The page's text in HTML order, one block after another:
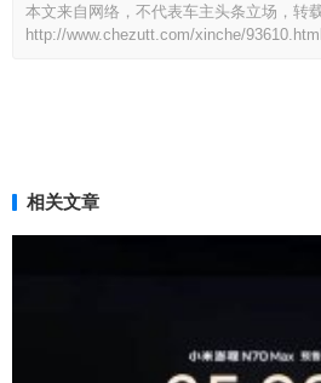
本文来自网络，不代表车主头条立场，转
http://www.chezutt.com/xinche/93610.html
相关文章